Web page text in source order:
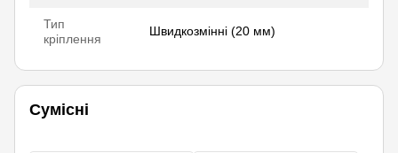
Тип
кріплення
Швидкозмінні (20 мм)
Сумісні